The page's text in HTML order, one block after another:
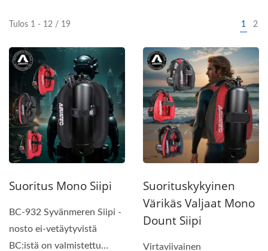
Tulos 1 - 12 / 19 1 2
Suoritus Mono Siipi
BC-932 Syvänmeren Siipi -
nosto ei-vetäytyvistä
BC:istä on valmistettu
Suorituskykyinen
Värikäs Valjaat Mono
Dount Siipi
Virtaviivainen